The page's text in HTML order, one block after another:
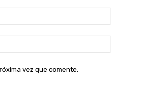
web:
vez que comente.